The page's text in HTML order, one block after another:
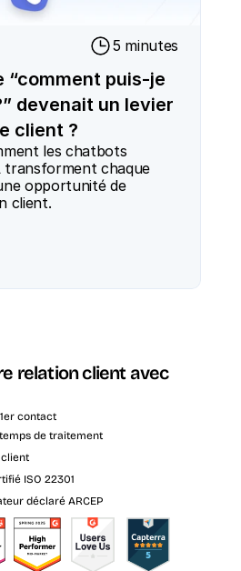
“comment puis-je
devenait un levier
client ?
5 minutes
les chatbots
transforment chaque
opportunité de
client.
relation client avec
contact
de traitement
client
ISO 22301
déclaré ARCEP